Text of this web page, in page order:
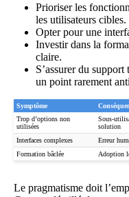
Prioriser les
les utilisateurs cibles.
Opter pour une
Investir dans la
claire.
S’assurer du
un point rarement
Symptôme
Trop d’options non
utilisées
Sous-
solution
Interfaces complexes
Erreur
Formation bâclée
Adoption
Le pragmatisme doit